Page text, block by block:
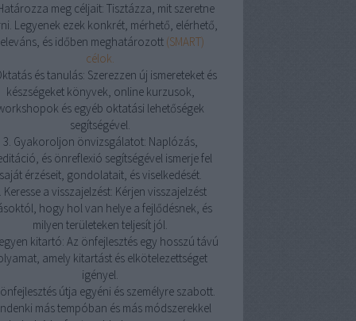
meg céljait: Tisztázza, mit szeretne
Legyenek ezek konkrét, mérhető, elérhető,
és időben meghatározott (SMART)
célok.
és tanulás: Szerezzen új ismereteket és
készségeket könyvek, online kurzusok,
és egyéb oktatási lehetőségek
segítségével.
3. Gyakoroljon önvizsgálatot: Naplózás,
és önreflexió segítségével ismerje fel
saját érzéseit, gondolatait, és viselkedését.
Keresse a visszajelzést: Kérjen visszajelzést
hogy hol van helye a fejlődésnek, és
milyen területeken teljesít jól.
kitartó: Az önfejlesztés egy hosszú távú
amely kitartást és elkötelezettséget
igényel.
útja egyéni és személyre szabott.
más tempóban és más módszerekkel